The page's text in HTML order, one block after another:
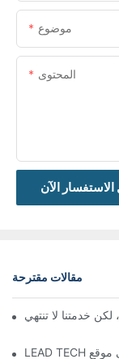
موضوع
المحتوى
الآن
مقالات مقترحة